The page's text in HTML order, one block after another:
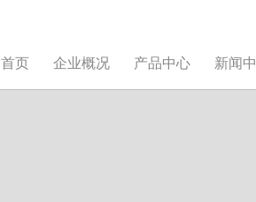
首页 企业概况 产品中心 新闻